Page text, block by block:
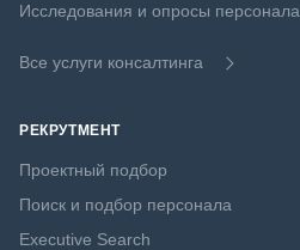
Исследования и опросы персонала
Все услуги консалтинга
РЕКРУТМЕНТ
Проектный подбор
Поиск и подбор персонала
Executive Search